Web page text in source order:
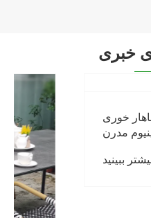
خبری
مجموعه ناهار خوری
پارچه آلومینیوم مدرن
بیشتر ببینید >>